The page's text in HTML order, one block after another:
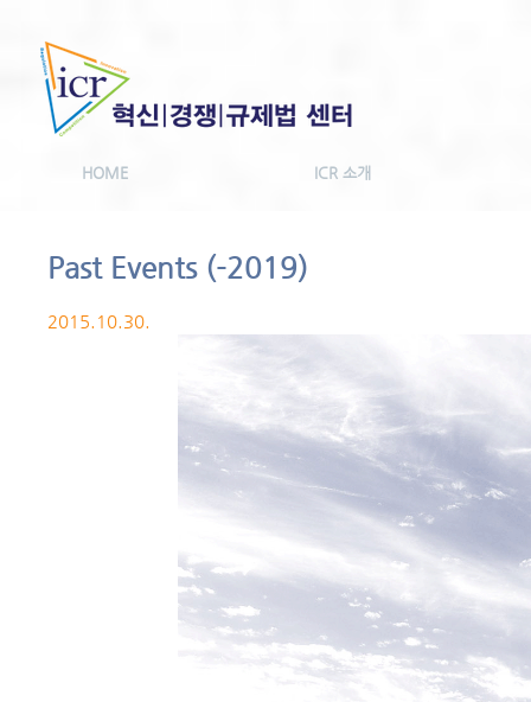
HOME ICR 소개
Past Events (-2019)
2015.10.30.